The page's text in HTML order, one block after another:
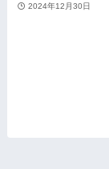
2024年12月30日